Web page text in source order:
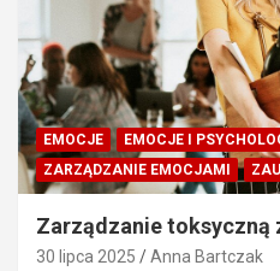
EMOCJE EMOCJE I
ZARZĄDZANIE EMOCJAMI
Zarządzanie toksyczną
30 lipca 2025 Anna Bartczak